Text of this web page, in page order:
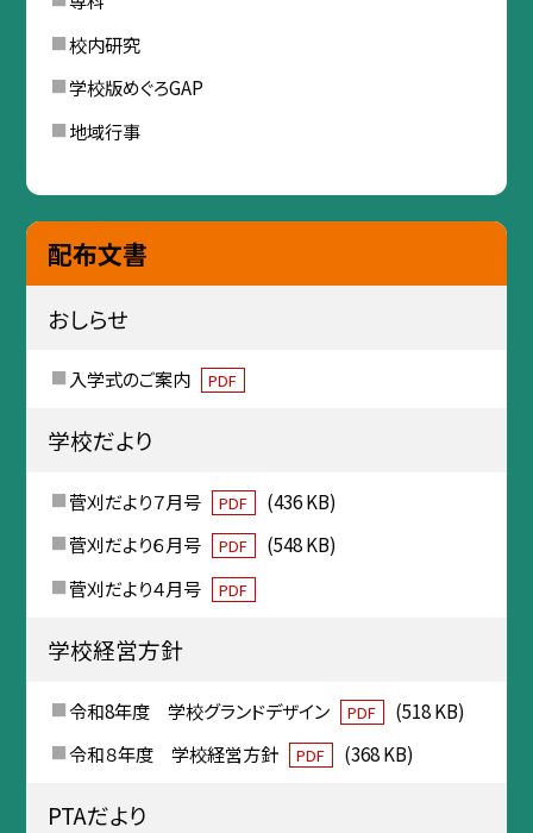
校内研究
学校版めぐろGAP
地域行事
配布文書
おしらせ
入学式のご案内 PDF
学校だより
菅刈だより７月号 PDF
(436 KB)
菅刈だより６月号
PDF
(548 KB)
菅刈だより４月号
PDF
学校経営方針
令和8年度 学校グランドデザイン PDF
(518 KB)
令和８年度 学校経営方針
PDF (368 KB)
PTAだより